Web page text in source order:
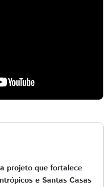
projeto que fortalece
e Santas Casas